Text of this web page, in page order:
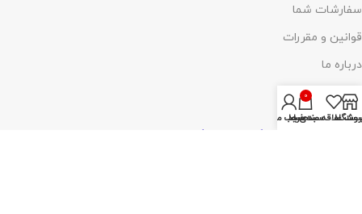
سفارشات شما
قوانین و مقررات
درباره ما
تماس با ما
پرداخت توسط کلیه کارت‌های بانکی
علاقه مندی ها
0
سبد خرید
حساب من